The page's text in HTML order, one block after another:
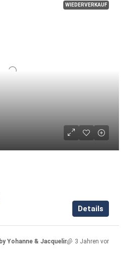
WIEDERVERKAUF
Details
Yohanne & Jacqueline 3 Jahren vor